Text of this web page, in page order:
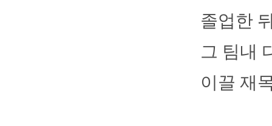
졸업한
그 팀내
이끌 재